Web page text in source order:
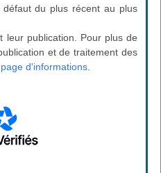
du plus récent au plus
leur publication. Pour plus de
et de traitement des
page d'informations